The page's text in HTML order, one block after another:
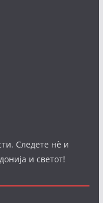
Следете нè и
и светот!